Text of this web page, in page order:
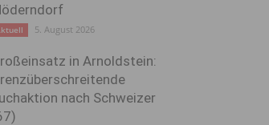
5. August 2026
in Arnoldstein:
nach Schweizer